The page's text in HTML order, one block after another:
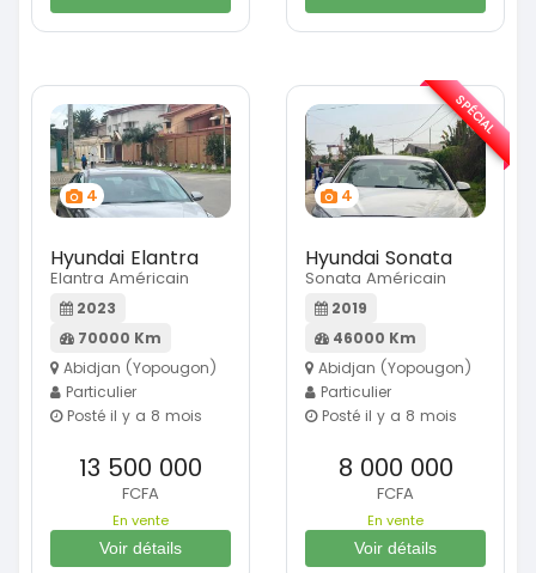
4
Hyundai Elantra
Elantra Américain
2023
70000 Km
Abidjan (Yopougon)
Particulier
Posté il y a 8 mois
13 500 000
FCFA
En vente
Voir détails
4
Hyundai Sonata
Sonata Américain
2019
46000 Km
Abidjan (Yopougon)
Particulier
Posté il y a 8 mois
8 000 000
FCFA
En vente
Voir détails
SPÉCIAL